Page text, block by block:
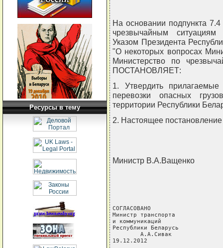
Ресурсы в тему
На основании подпункта
чрезвычайным ситуациям
Указом Президента
"О некоторых вопросах
Министерство по
ПОСТАНОВЛЯЕТ:
1. Утвердить
перевозки опасных
территории Республики
2. Настоящее постановление
Министр В.А.Ващенко
СОГЛАСОВАНО
Министр транспорта
и коммуникаций
Республики Беларусь
А.А.Сивак
19.12.2012